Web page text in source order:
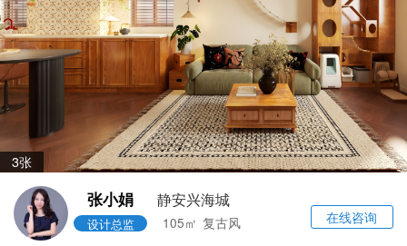
3张
张小娟
设计总监
静安兴海城
105㎡ 复古风 在线咨询